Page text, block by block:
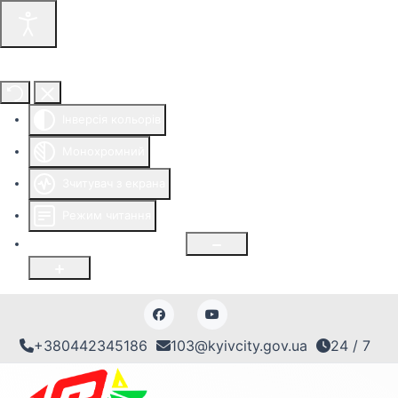
+380442345186 103@kyivcity.gov.ua 24 / 7